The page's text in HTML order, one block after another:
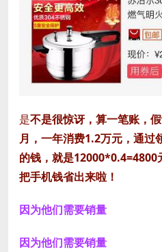
是不是很惊讶，算一笔账，
月，一年消费1.2万元，通过
的钱，就是12000*0.4=4800
把手机钱省出来啦！
因为他们需要销量
因为他们需要销量